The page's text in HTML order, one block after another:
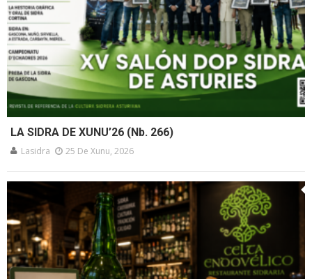
LA SIDRA DE XUNU’26 (Nb. 266)
Lasidra 25 De Xunu, 2026